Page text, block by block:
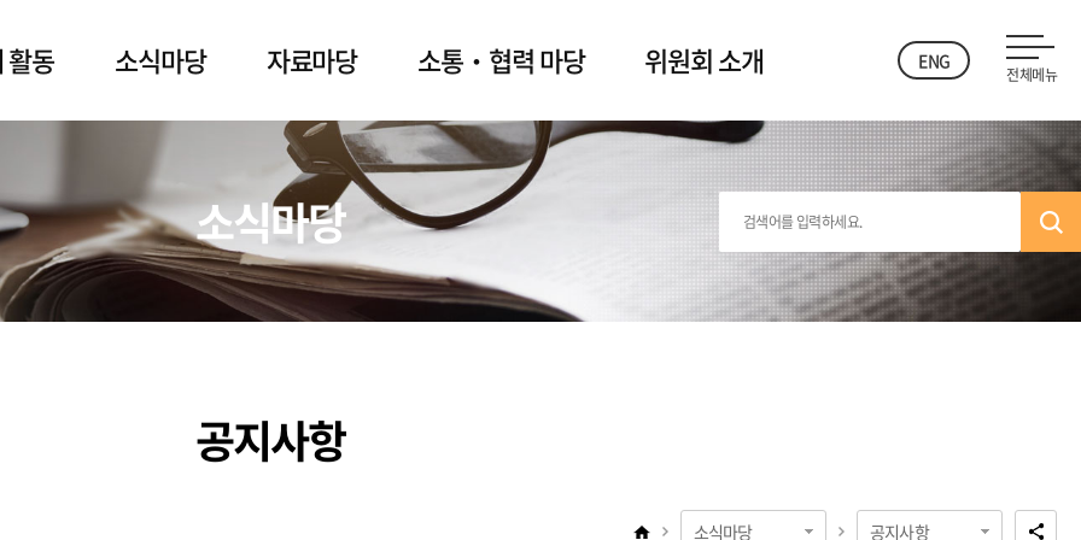
활동 소식마당 자료마당 소통‧협력 마당 위원회 소개 ENG
전체메뉴
소식마당
공지사항
소식마당 공지사항